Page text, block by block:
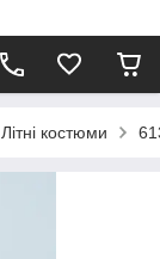
Літні костюми